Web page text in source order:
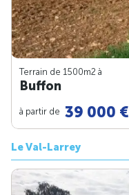
Terrain de 1500m2 à
Buffon
à partir de 39 000 €
Le Val-Larrey